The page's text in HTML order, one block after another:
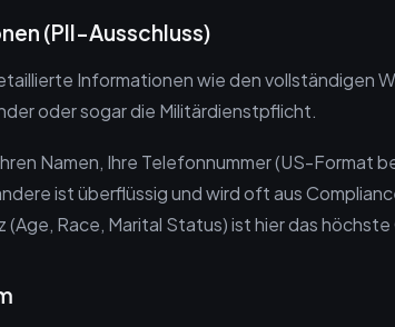
(PII-Ausschluss)
Informationen wie den vollständigen
oder sogar die Militärdienstpflicht.
Namen, Ihre Telefonnummer (US-Format
ist überflüssig und wird oft aus
Race, Marital Status) ist hier das höchste